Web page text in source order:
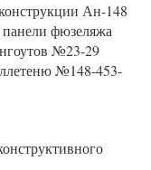
Ан-148
фюзеляжа
№23-29
№148-453-